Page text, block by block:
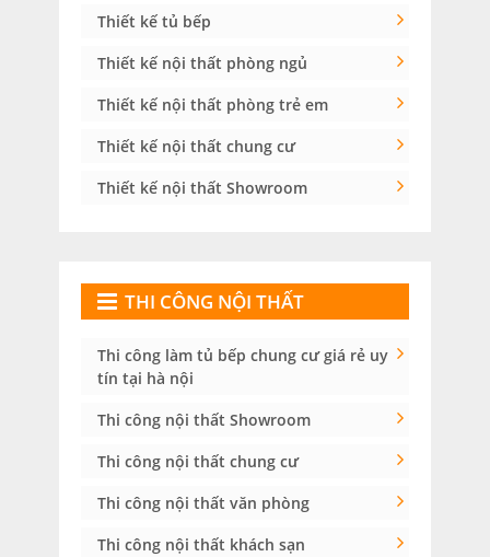
Thiết kế tủ bếp
Thiết kế nội thất phòng ngủ
Thiết kế nội thất phòng trẻ em
Thiết kế nội thất chung cư
Thiết kế nội thất Showroom
THI CÔNG NỘI THẤT
Thi công làm tủ bếp chung cư giá rẻ uy
tín tại hà nội
Thi công nội thất Showroom
Thi công nội thất chung cư
Thi công nội thất văn phòng
Thi công nội thất khách sạn